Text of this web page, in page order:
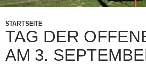
STARTSEITE
TAG DER
AM 3.